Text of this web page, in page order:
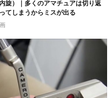
旋）｜多くのアマチュアは切り返
てしまうからミスが出る